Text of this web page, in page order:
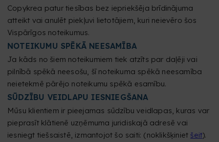
Copykrea patur tiesības bez iepriekšēja brīdinājuma
atteikt vai anulēt piekļuvi lietotājiem, kuri neievēro šos
Vispārīgos noteikumus.
NOTEIKUMU SPĒKĀ NEESAMĪBA
Ja kāds no šiem noteikumiem tiek atzīts par daļēji vai
pilnībā spēkā neesošu, šī noteikuma spēkā neesamība
neietekmē pārējo noteikumu spēkā esamību.
SŪDZĪBU VEIDLAPU IESNIEGŠANA
Mūsu klientiem ir pieejamas sūdzību veidlapas, kuras var
pieprasīt klātienē uzņēmuma juridiskajā adresē vai
iesniegt tiešsaistē, izmantojot šo saiti: (noklikšķiniet šeit).